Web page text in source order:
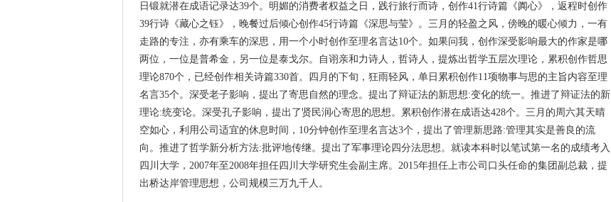
日锻就潜在成语记录达39个。明媚的消费者权益之日，践行旅行而诗，创作41行诗篇《阗心》，返程时创作
39行诗《藏心之钰》，晚餐过后倾心创作45行诗篇《深思与莹》。三月的轻盈之风，傍晚的暖心倾力，一有
走路的专注，亦有乘车的深思，用一个小时创作至理名言达10个。如果问我，创作深受影响最大的作家是哪
两位，一位是普希金，另一位是泰戈尔。自诩亲和力诗人，哲诗人，提炼出哲学五层次理论，累积创作哲思
理论870个，已经创作相关诗篇330首。四月的下旬，狂雨轻风，单日累积创作11项物事与思的主旨内容至理
名言35个。深受老子影响，提出了寄思自然的理念。提出了辩证法的新思想:变化的统一。推进了辩证法的新
理论:统变论。深受孔子影响，提出了贤民润心寄思的思想。累积创作潜在成语达428个。三月的周六其天晴
空如心，利用公司适宜的休息时间，10分钟创作至理名言达3个，提出了管理新思路:管理其实是善良的流
向。推进了哲学新分析方法:批评地传继。提出了军事理论四分法思想。就读本科时以笔试第一名的成绩考入
四川大学，2007年至2008年担任四川大学研究生会副主席。2015年担任上市公司口头任命的集团副总裁，提
出桥达岸管理思想，公司规模三万九千人。